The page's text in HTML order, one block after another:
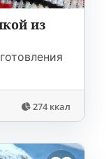
из
274 ккал